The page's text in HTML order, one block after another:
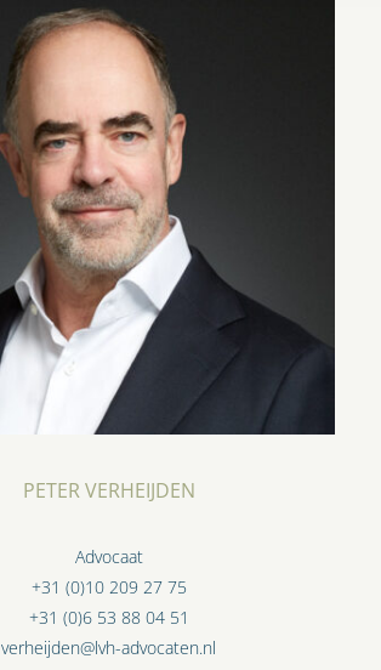
PETER VERHEIJDEN
Advocaat
+31 (0)10 209 27 75
+31 (0)6 53 88 04 51
verheijden@lvh-advocaten.nl